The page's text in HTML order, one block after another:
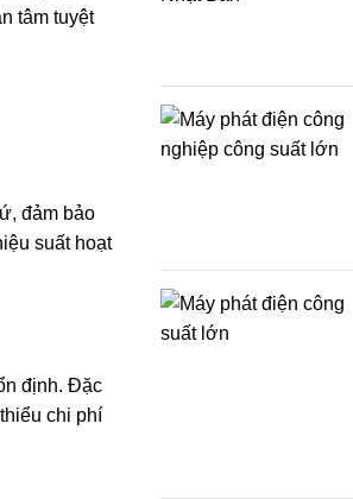
tâm tuyệt
đảm bảo
suất hoạt
định. Đặc
chi phí